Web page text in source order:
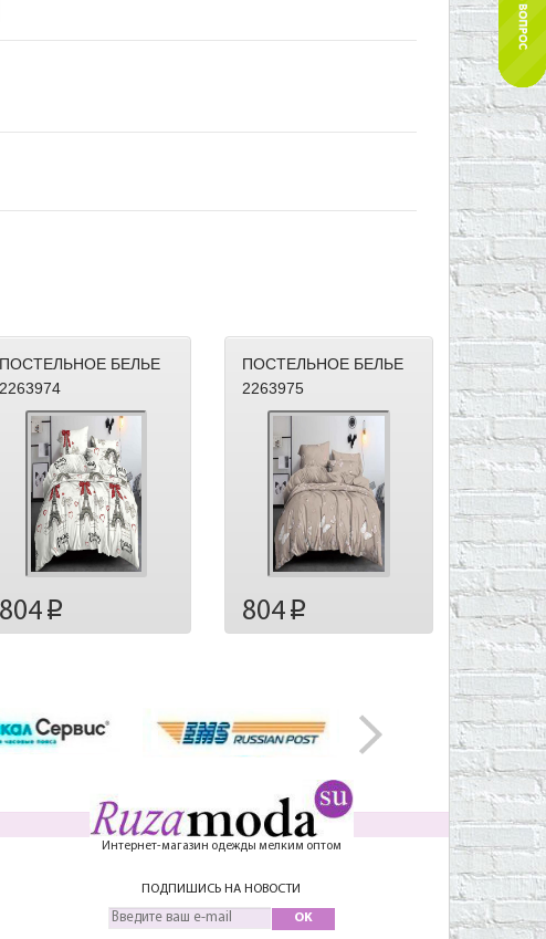
ПОСТЕЛЬНОЕ БЕЛЬЕ
2263974
804 p
ПОСТЕЛЬНОЕ БЕЛЬЕ
2263975
804p
Интернет-магазин одежды мелким оптом
ПОДПИШИСЬ НА НОВОСТИ
OK